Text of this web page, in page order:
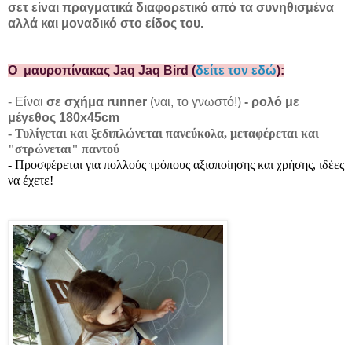
σετ είναι πραγματικά διαφορετικό από τα συνηθισμένα
αλλά και μοναδικό στο είδος του.
Ο μαυροπίνακας Jaq Jaq Bird (δείτε τον εδώ):
- Είναι σε σχήμα runner (ναι, το γνωστό!) - ρολό με
μέγεθος 180x45cm
- Τυλίγεται και ξεδιπλώνεται πανεύκολα, μεταφέρεται και
"στρώνεται" παντού
- Προσφέρεται για πολλούς τρόπους αξιοποίησης και χρήσης, ιδέες
να έχετε!